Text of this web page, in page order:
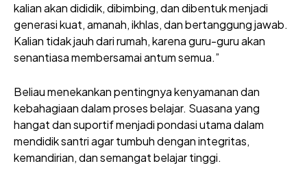
kalian akan dididik, dibimbing, dan dibentuk menjadi
generasi kuat, amanah, ikhlas, dan bertanggung jawab.
Kalian tidak jauh dari rumah, karena guru-guru akan
senantiasa membersamai antum semua.”
Beliau menekankan pentingnya kenyamanan dan
kebahagiaan dalam proses belajar. Suasana yang
hangat dan suportif menjadi pondasi utama dalam
mendidik santri agar tumbuh dengan integritas,
kemandirian, dan semangat belajar tinggi.